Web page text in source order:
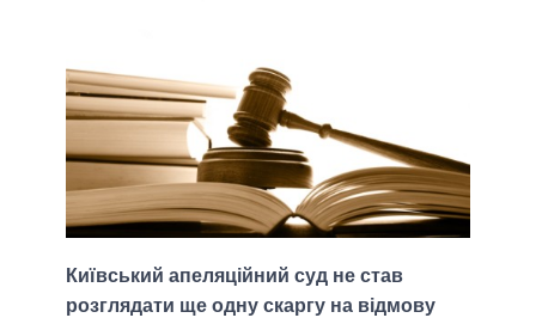
Київський апеляційний суд не став
розглядати ще одну скаргу на відмову